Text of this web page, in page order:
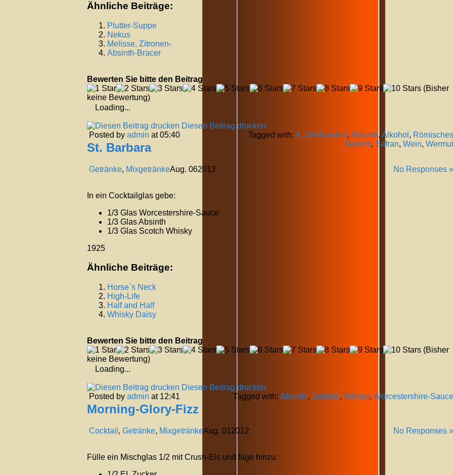
Ähnliche Beiträge:
Plutter-Suppe
Nekus
Melisse, Zitronen-
Absinth-Bracer
Bewerten Sie bitte den Beitrag
(Bisher
keine Bewertung)
Loading...
Diesen Beitrag drucken
Posted by admin at 05:40 Tagged with: 4. Jahrhundert, Absinth, Alkohol , Römisches
Gericht, Safran, Wein, Wermut
St. Barbara
Getränke, Mixgetränke No Responses »
Aug. 062012
In ein Cocktailglas gebe:
1/3 Glas Worcestershire-Sauce
1/3 Glas Absinth
1/3 Glas Scotch Whisky
1925
Ähnliche Beiträge:
Horse`s Neck
High-Life
Half and Half
Whisky Daisy
Bewerten Sie bitte den Beitrag
(Bisher
keine Bewertung)
Loading...
Diesen Beitrag drucken
Posted by admin at 12:41 Tagged with: Absinth, Getränk, Whisky, Worcestershire-Sauce
Morning-Glory-Fizz
Cocktail , Getränke, Mixgetränke No Responses »
Aug. 01 2012
Fülle ein Mischglas 1/2 mit Crush-Eis und füge hinzu: